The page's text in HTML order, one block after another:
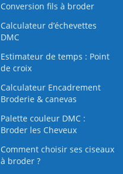
Conversion fils à broder
Calculateur d’échevettes
DMC
Estimateur de temps : Point
de croix
Calculateur Encadrement
Broderie & canevas
Palette couleur DMC :
Broder les Cheveux
Comment choisir ses ciseaux
à broder ?